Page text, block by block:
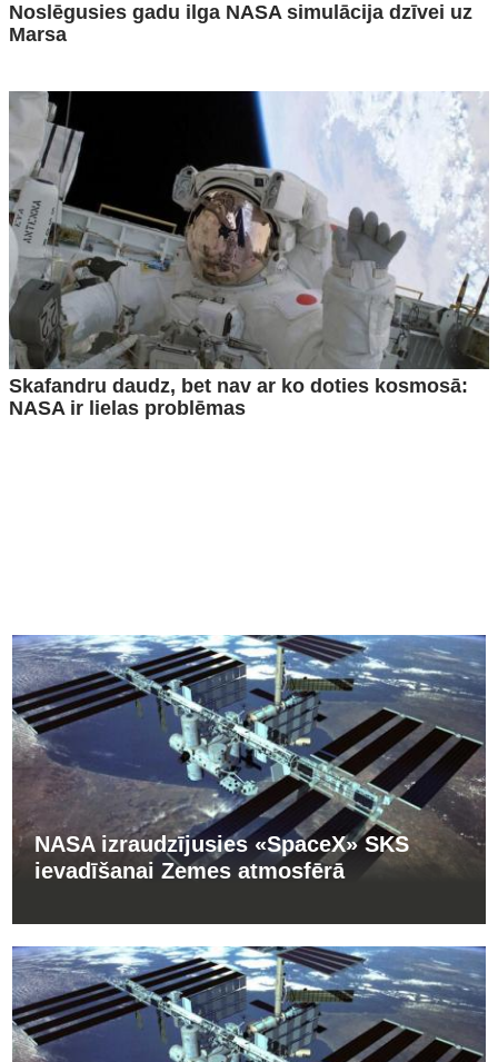
Noslēgusies gadu ilga NASA simulācija dzīvei uz
Marsa
Skafandru daudz, bet nav ar ko doties kosmosā:
NASA ir lielas problēmas
NASA izraudzījusies «SpaceX» SKS
ievadīšanai Zemes atmosfērā